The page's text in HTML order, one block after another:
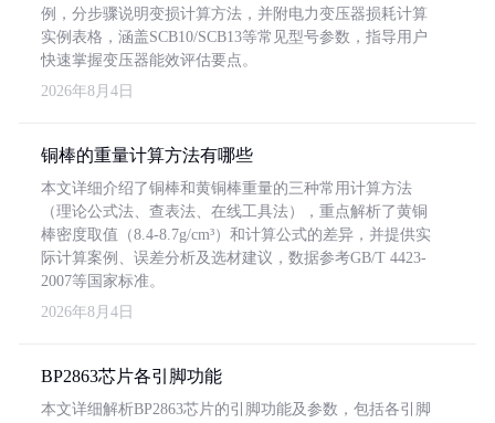
例，分步骤说明变损计算方法，并附电力变压器损耗计算
实例表格，涵盖SCB10/SCB13等常见型号参数，指导用户
快速掌握变压器能效评估要点。
2026年8月4日
铜棒的重量计算方法有哪些
本文详细介绍了铜棒和黄铜棒重量的三种常用计算方法
（理论公式法、查表法、在线工具法），重点解析了黄铜
棒密度取值（8.4-8.7g/cm³）和计算公式的差异，并提供实
际计算案例、误差分析及选材建议，数据参考GB/T 4423-
2007等国家标准。
2026年8月4日
BP2863芯片各引脚功能
本文详细解析BP2863芯片的引脚功能及参数，包括各引脚